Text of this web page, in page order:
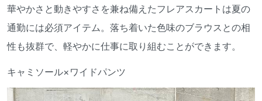
華やかさと動きやすさを兼ね備えたフレアスカートは夏の
通勤には必須アイテム。落ち着いた色味のブラウスとの相
性も抜群で、軽やかに仕事に取り組むことができます。
キャミソール×ワイドパンツ